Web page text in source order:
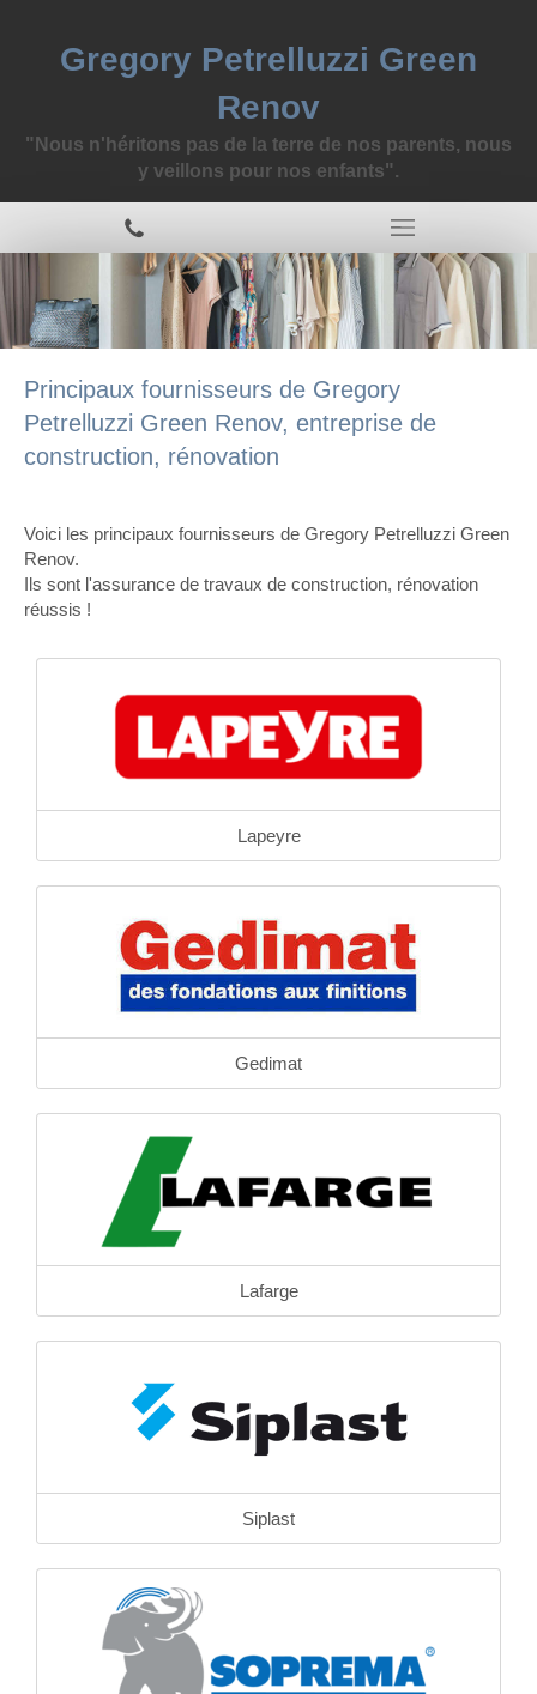
Gregory Petrelluzzi Green
Renov
"Nous n'héritons pas de la terre de nos parents, nous
y veillons pour nos enfants".
Principaux fournisseurs de Gregory
Petrelluzzi Green Renov, entreprise de
construction, rénovation
Voici les principaux fournisseurs de Gregory Petrelluzzi Green
Renov.
Ils sont l'assurance de travaux de construction, rénovation
réussis !
Lapeyre
Gedimat
Lafarge
Siplast